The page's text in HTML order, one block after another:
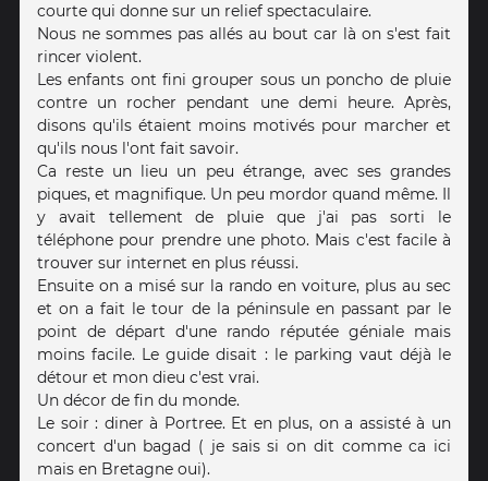
courte qui donne sur un relief spectaculaire.
Nous ne sommes pas allés au bout car là on s'est fait
rincer violent.
Les enfants ont fini grouper sous un poncho de pluie
contre un rocher pendant une demi heure. Après,
disons qu'ils étaient moins motivés pour marcher et
qu'ils nous l'ont fait savoir.
Ca reste un lieu un peu étrange, avec ses grandes
piques, et magnifique. Un peu mordor quand même. Il
y avait tellement de pluie que j'ai pas sorti le
téléphone pour prendre une photo. Mais c'est facile à
trouver sur internet en plus réussi.
Ensuite on a misé sur la rando en voiture, plus au sec
et on a fait le tour de la péninsule en passant par le
point de départ d'une rando réputée géniale mais
moins facile. Le guide disait : le parking vaut déjà le
détour et mon dieu c'est vrai.
Un décor de fin du monde.
Le soir : diner à Portree. Et en plus, on a assisté à un
concert d'un bagad ( je sais si on dit comme ca ici
mais en Bretagne oui).